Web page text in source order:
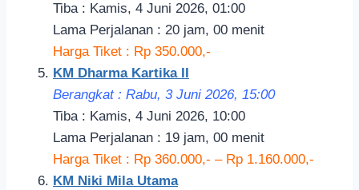
Tiba : Kamis, 4 Juni 2026, 01:00
Lama Perjalanan : 20 jam, 00 menit
Harga Tiket : Rp 350.000,-
KM Dharma Kartika II
Berangkat : Rabu, 3 Juni 2026, 15:00
Tiba : Kamis, 4 Juni 2026, 10:00
Lama Perjalanan : 19 jam, 00 menit
Harga Tiket : Rp 360.000,- – Rp 1.160.000,-
KM Niki Mila Utama